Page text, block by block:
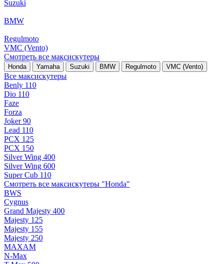
Suzuki
BMW
Regulmoto
VMC (Vento)
Смотреть все максискутеры
Honda Yamaha Suzuki BMW Regulmoto VMC (Vento)
Все максискутеры
Benly 110
Dio 110
Faze
Forza
Joker 90
Lead 110
PCX 125
PCX 150
Silver Wing 400
Silver Wing 600
Super Cub 110
Смотреть все максискутеры "Honda"
BWS
Cygnus
Grand Majesty 400
Majesty 125
Majesty 155
Majesty 250
MAXAM
N-Max